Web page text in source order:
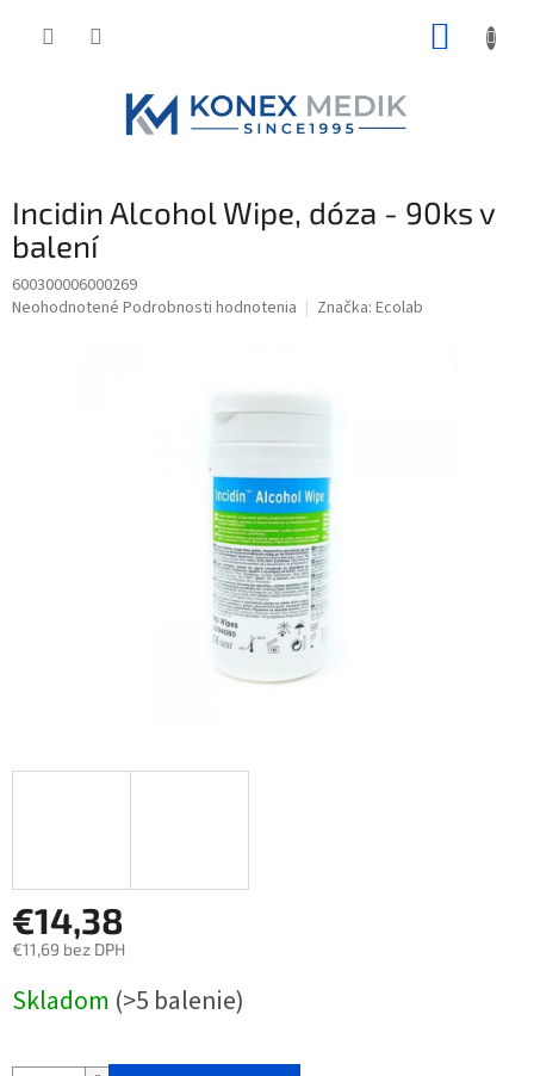
Incidin Alcohol Wipe, dóza - 90ks v
balení
600300006000269
Priemerné
Neohodnotené Podrobnosti hodnotenia Značka: Ecolab
€14,38
€11,69 bez DPH
cena:
Skladom (>5 balenie)